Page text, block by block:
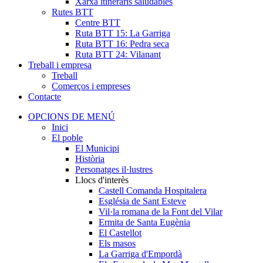
Rutes BTT
Centre BTT
Ruta BTT 15: La Garriga
Ruta BTT 16: Pedra seca
Ruta BTT 24: Vilanant
Treball i empresa
Treball
Comerços i empreses
Contacte
OPCIONS DE MENÚ
Inici
El poble
El Municipi
Història
Personatges il·lustres
Llocs d'interès
Castell Comanda Hospitalera
Església de Sant Esteve
Vil·la romana de la Font del Vilar
Ermita de Santa Eugènia
El Castellot
Els masos
La Garriga d'Empordà